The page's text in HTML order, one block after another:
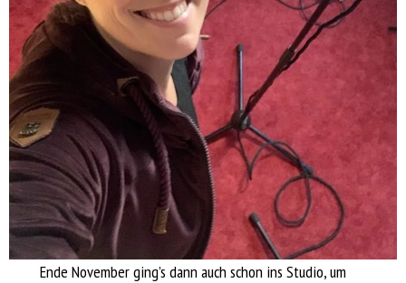
Ende November ging’s dann auch schon ins Studio, um